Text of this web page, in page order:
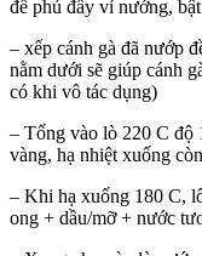
để phủ đầy vỉ nướng,
– xếp cánh gà đã nướp
nằm dưới sẽ giúp cánh
có khi vô tác dụng)
– Tống vào lò 220 C độ
vàng, hạ nhiệt xuống
– Khi hạ xuống 180 C,
ong + dầu/mỡ + nước